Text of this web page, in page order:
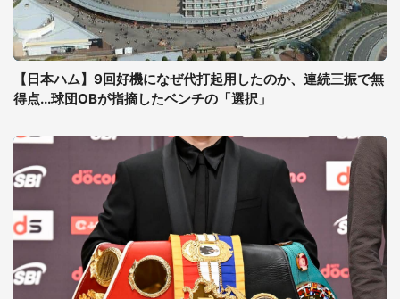
【日本ハム】9回好機になぜ代打起用したのか、連続三振で無
得点...球団OBが指摘したベンチの「選択」